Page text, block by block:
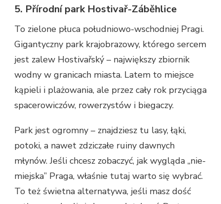
5. Přírodní park Hostivař-Záběhlice
To zielone płuca południowo-wschodniej Pragi.
Gigantyczny park krajobrazowy, którego sercem
jest zalew Hostivařský – największy zbiornik
wodny w granicach miasta. Latem to miejsce
kąpieli i plażowania, ale przez cały rok przyciąga
spacerowiczów, rowerzystów i biegaczy.
Park jest ogromny – znajdziesz tu lasy, łąki,
potoki, a nawet zdziczałe ruiny dawnych
młynów. Jeśli chcesz zobaczyć, jak wygląda „nie-
miejska” Praga, właśnie tutaj warto się wybrać.
To też świetna alternatywa, jeśli masz dość